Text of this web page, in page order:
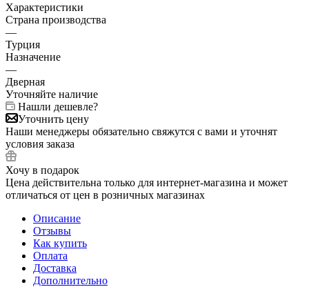
Характеристики
Страна производства
—
Турция
Назначение
—
Дверная
Уточняйте наличие
Нашли дешевле?
Уточнить цену
Наши менеджеры обязательно свяжутся с вами и уточнят
условия заказа
Хочу в подарок
Цена действительна только для интернет-магазина и может
отличаться от цен в розничных магазинах
Описание
Отзывы
Как купить
Оплата
Доставка
Дополнительно